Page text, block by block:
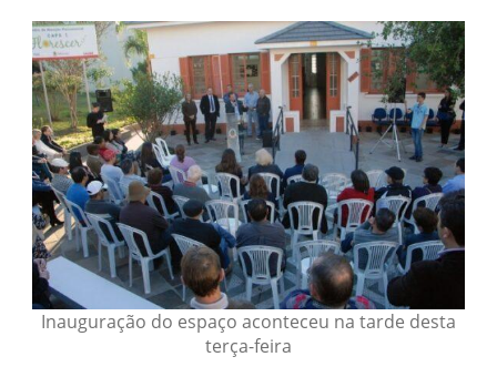
Inauguração do espaço aconteceu na tarde desta
terça-feira